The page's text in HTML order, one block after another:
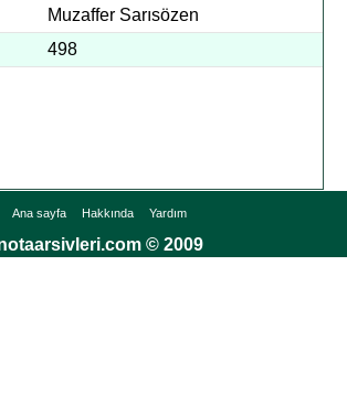
Muzaffer Sarısözen
498
Ana sayfa Hakkında Yardım
© 2009